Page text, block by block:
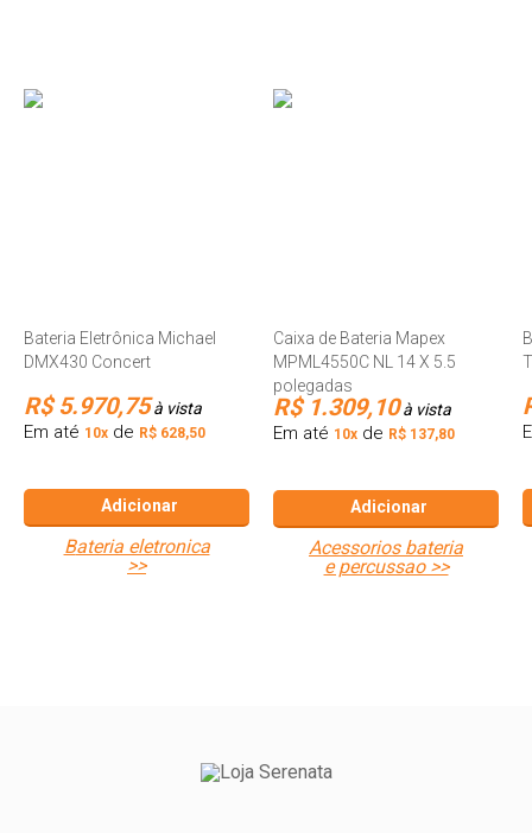
Bateria Eletrônica Michael
DMX430 Concert
R$ 5.970,75à vista
Em até 10x de R$ 628,50
Adicionar
bateria eletronica
>>
Caixa de Bateria Mapex
MPML4550C NL 14 X 5.5
polegadas
R$ 1.309,10à vista
Em até 10x de R$ 137,80
Adicionar
acessorios bateria
e percussao >>